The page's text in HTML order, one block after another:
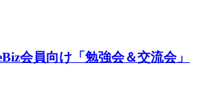
会員向け「勉強会＆交流会」